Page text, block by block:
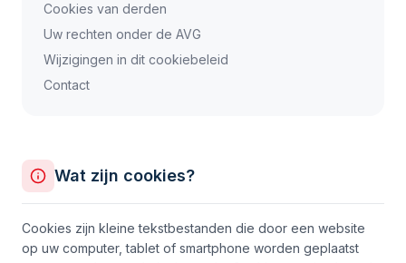
Cookies van derden
Uw rechten onder de AVG
Wijzigingen in dit cookiebeleid
Contact
Wat zijn cookies?
Cookies zijn kleine tekstbestanden die door een website
op uw computer, tablet of smartphone worden geplaatst